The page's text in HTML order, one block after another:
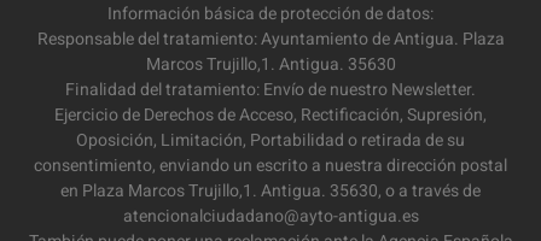
Información básica de protección de datos:
Responsable del tratamiento: Ayuntamiento de Antigua. Plaza
Marcos Trujillo,1. Antigua. 35630
Finalidad del tratamiento: Envío de nuestro Newsletter.
Ejercicio de Derechos de Acceso, Rectificación, Supresión,
Oposición, Limitación, Portabilidad o retirada de su
consentimiento, enviando un escrito a nuestra dirección postal
en Plaza Marcos Trujillo,1. Antigua. 35630, o a través de
atencionalciudadano@ayto-antigua.es